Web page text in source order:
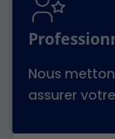
Nous
assurer